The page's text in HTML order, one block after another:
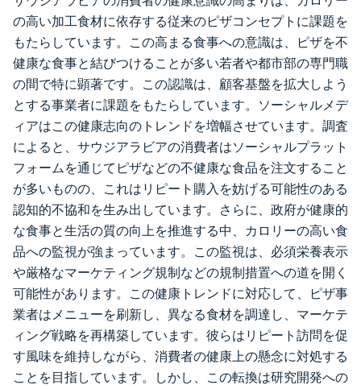
の高い加工食材に依存する従来のピザコンセプトに課題を
もたらしています。この高まる食事への意識は、ピザを不
健康な食事と結びつけることが多い若者や都市部の専門職
の間で特に顕著です。この認識は、顧客基盤を拡大しよう
とする事業者に課題をもたらしています。ソーシャルメデ
ィアはこの健康志向のトレンドを増幅させています。調査
によると、サウジアラビアの消費者はソーシャルプラット
フォームを通じてピザなどの不健康な食品を注文すること
が多いものの、これはリピート購入を妨げる可能性のある
認知的不協和を生み出しています。さらに、政府が健康的
な食事と生活の質の向上を推進する中、カロリーの高い食
品への監視が強まっています。この監視は、必須栄養表示
や厳格なマーケティング規制などの規制措置への道を開く
可能性があります。この健康トレンドに対応して、ピザ事
業者はメニューを刷新し、異なる食材を調達し、マーケテ
ィング戦略を再構築しています。彼らはリピート訪問を促
す風味を維持しながら、消費者の健康上の懸念に対処する
ことを目指しています。しかし、この転換は研究開発への